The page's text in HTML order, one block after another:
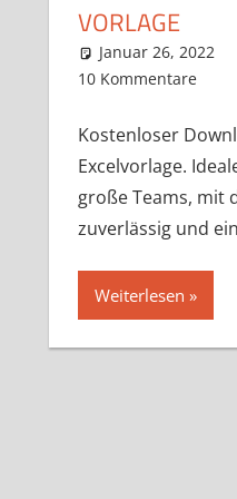
VORLAGE
Januar 26, 2022
10 Kommentare
Kostenloser
Excelvorlage.
große Teams, mit
zuverlässig und
Weiterlesen